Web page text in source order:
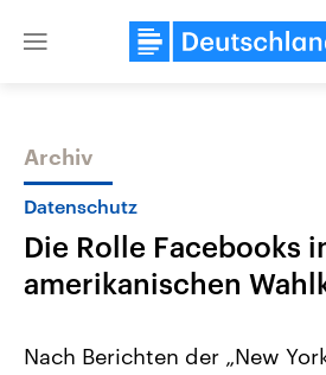
Close
Themen
Archiv
Datenschutz
Die Rolle Facebooks
amerikanischen
Nach Berichten der „New